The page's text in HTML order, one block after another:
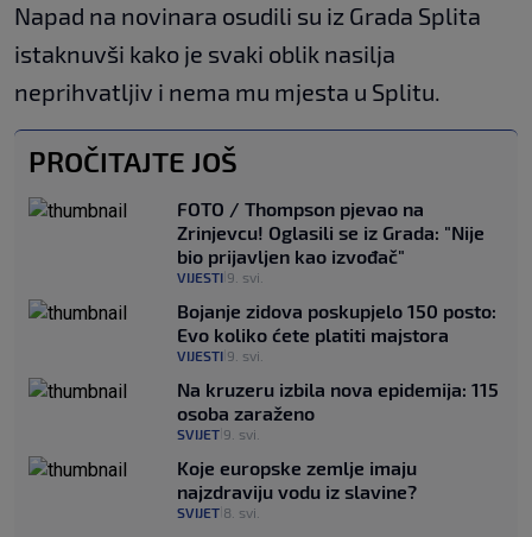
Napad na novinara osudili su iz Grada Splita
istaknuvši kako je svaki oblik nasilja
neprihvatljiv i nema mu mjesta u Splitu.
PROČITAJTE JOŠ
FOTO / Thompson pjevao na
Zrinjevcu! Oglasili se iz Grada: "Nije
bio prijavljen kao izvođač"
VIJESTI 9. svi.
Bojanje zidova poskupjelo 150 posto:
Evo koliko ćete platiti majstora
VIJESTI 9. svi.
Na kruzeru izbila nova epidemija: 115
osoba zaraženo
SVIJET 9. svi.
Koje europske zemlje imaju
najzdraviju vodu iz slavine?
SVIJET 8. svi.